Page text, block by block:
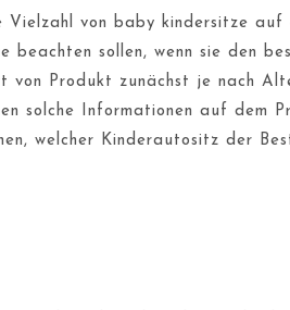
von baby kindersitze auf
beachten sollen, wenn sie den
von Produkt zunächst je nach
solche Informationen auf dem
welcher Kinderautositz der